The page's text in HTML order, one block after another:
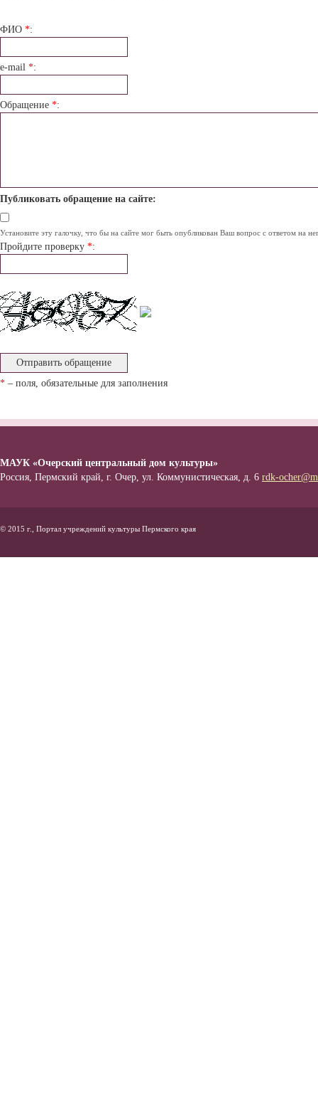
ФИО *:
e-mail *:
Обращение *:
Публиковать обращение на сайте:
Установите эту галочку, что бы на сайте мог быть опубликован Ваш вопрос с ответом на
Пройдите проверку *:
* – поля, обязательные для заполнения
МАУК «Очерский центральный дом культуры»
Россия, Пермский край, г. Очер, ул. Коммунистическая, д. 6 rdk-
© 2015 г., Портал учреждений культуры Пермского края